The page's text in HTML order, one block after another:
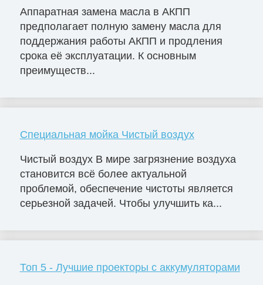
Аппаратная замена масла в АКПП
предполагает полную замену масла для
поддержания работы АКПП и продления
срока её эксплуатации. К основным
преимуществ...
Специальная мойка Чистый воздух
Чистый воздух В мире загрязнение воздуха
становится всё более актуальной
проблемой, обеспечение чистоты является
серьезной задачей. Чтобы улучшить ка...
Топ 5 - Лучшие проекторы с аккумуляторами